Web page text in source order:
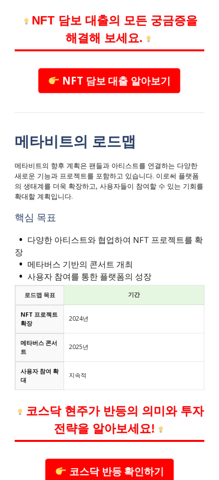
NFT 담보 대출의 모든 궁금증을
해결해 보세요.
NFT 담보 대출 알아보기
메타비트의 로드맵
메타비트의 향후 계획은 팬들과 아티스트를 연결하는 다양한
새로운 기능과 프로젝트를 포함하고 있습니다. 이로써 플랫폼
의 생태계를 더욱 확장하고, 사용자들이 참여할 수 있는 기회를
확대할 계획입니다.
핵심 목표
다양한 아티스트와 협업하여 NFT 프로젝트를 확
장
메타버스 기반의 콘서트 개최
사용자 참여를 통한 플랫폼의 성장
로드맵 목표 기간
NFT 프로젝트
확장
2024년
메타버스 콘서
트
2025년
사용자 참여 확
대
지속적
코스닥 현주가 반등의 의미와 투자
전략을 알아보세요!
코스닥 반등 확인하기